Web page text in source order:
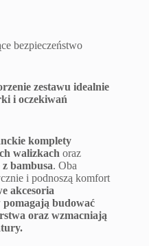
bezpieczeństwo
zestawu idealnie
i oczekiwań
komplety
walizkach oraz
bambusa. Oba
i podnoszą komfort
akcesoria
pomagają budować
oraz wzmacniają